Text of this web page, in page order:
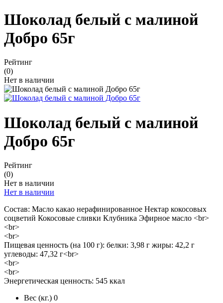
Шоколад белый с малиной
Добро 65г
Рейтинг
(0)
Нет в наличии
Шоколад белый с малиной
Добро 65г
Рейтинг
(0)
Нет в наличии
Нет в наличии
Состав: Масло какао нерафинированное Нектар кокосовых
соцветий Кокосовые сливки Клубника Эфирное масло <br>
<br>
<br>
Пищевая ценность (на 100 г): белки: 3,98 г жиры: 42,2 г
углеводы: 47,32 г<br>
<br>
<br>
Энергетическая ценность: 545 ккал
Вес (кг.) 0